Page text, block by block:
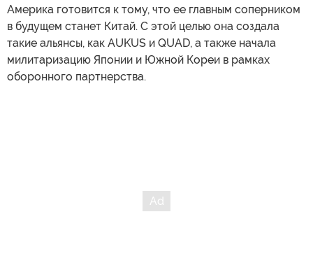
Америка готовится к тому, что ее главным соперником
в будущем станет Китай. С этой целью она создала
такие альянсы, как AUKUS и QUAD, а также начала
милитаризацию Японии и Южной Кореи в рамках
оборонного партнерства.